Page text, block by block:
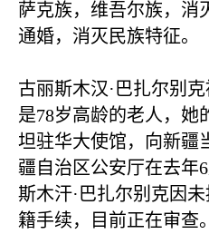
萨克族，维吾尔族，消
通婚，消灭民族特征。
古丽斯木汉·巴扎尔别
是78岁高龄的老人，她
坦驻华大使馆，向新疆
疆自治区公安厅在去年6
斯木汗·巴扎尔别克因
籍手续，目前正在审查。